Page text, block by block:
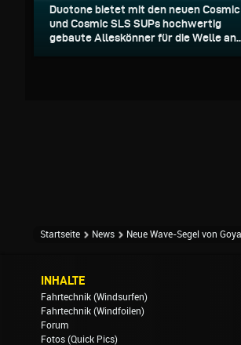
Duotone bietet mit den neuen Cosmic
und Cosmic SLS SUPs hochwertig
gebaute Alleskönner für die Welle
Startseite News Neue Wave-Segel von Goya
INHALTE
Fahrtechnik (Windsurfen)
Fahrtechnik (Windfoilen)
Forum
Fotos (Quick Pics)